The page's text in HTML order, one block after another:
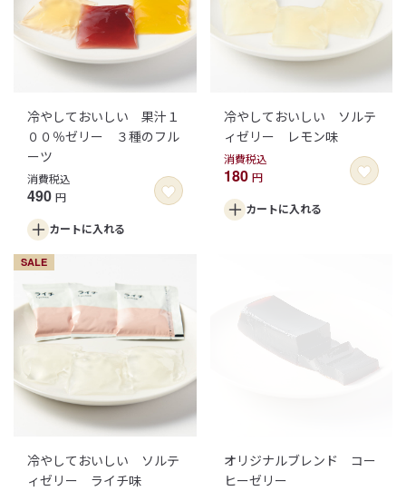
冷やしておいしい 果汁１
００％ゼリー ３種のフル
ーツ
消費税込
490 円
カートに入れる
冷やしておいしい ソルテ
ィゼリー レモン味
消費税込
180 円
カートに入れる
SALE
冷やしておいしい ソルテ
ィゼリー ライチ味
オリジナルブレンド コー
ヒーゼリー